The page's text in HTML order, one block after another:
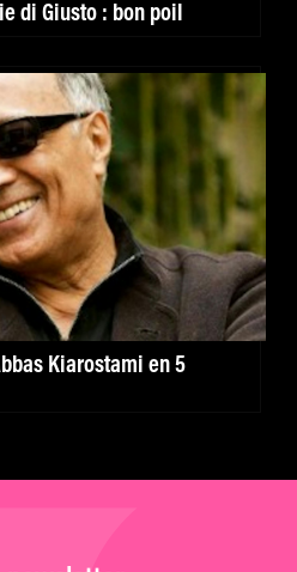
di Giusto : bon poil
Kiarostami en 5